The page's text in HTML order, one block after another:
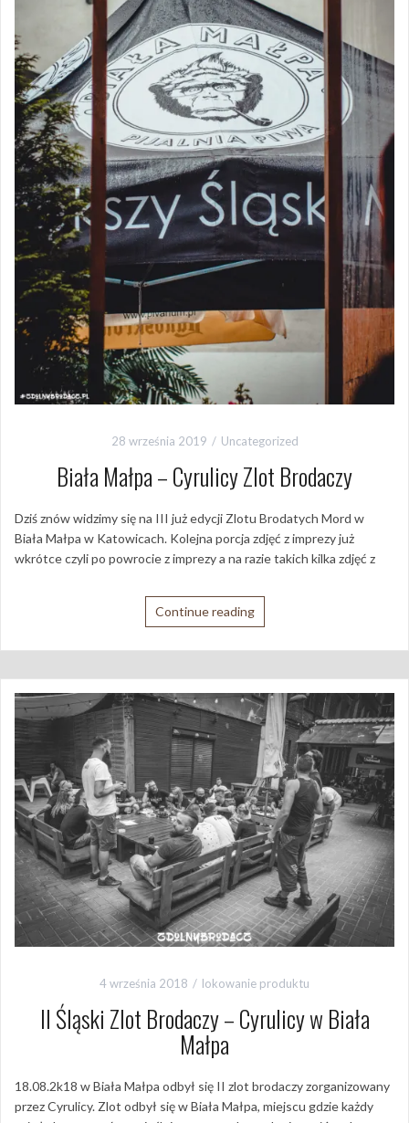
28 września 2019 Uncategorized
Biała Małpa – Cyrulicy Zlot Brodaczy
Dziś znów widzimy się na III już edycji Zlotu Brodatych Mord w
Biała Małpa w Katowicach. Kolejna porcja zdjęć z imprezy już
wkrótce czyli po powrocie z imprezy a na razie takich kilka zdjęć z
Continue reading
4 września 2018 lokowanie produktu
II Śląski Zlot Brodaczy – Cyrulicy w Biała
Małpa
18.08.2k18 w Biała Małpa odbył się II zlot brodaczy zorganizowany
przez Cyrulicy. Zlot odbył się w Biała Małpa, miejscu gdzie każdy